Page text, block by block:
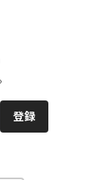
登録